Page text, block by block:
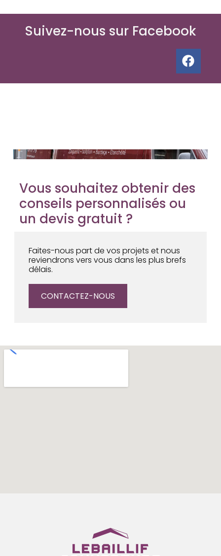
Suivez-nous sur Facebook
Vous souhaitez obtenir des
conseils personnalisés ou
un devis gratuit ?
Faites-nous part de vos projets et nous
reviendrons vers vous dans les plus brefs
délais.
CONTACTEZ-NOUS